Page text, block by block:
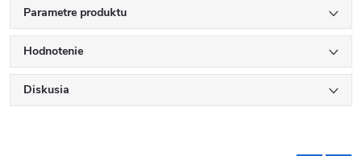
Parametre produktu
Hodnotenie
Diskusia